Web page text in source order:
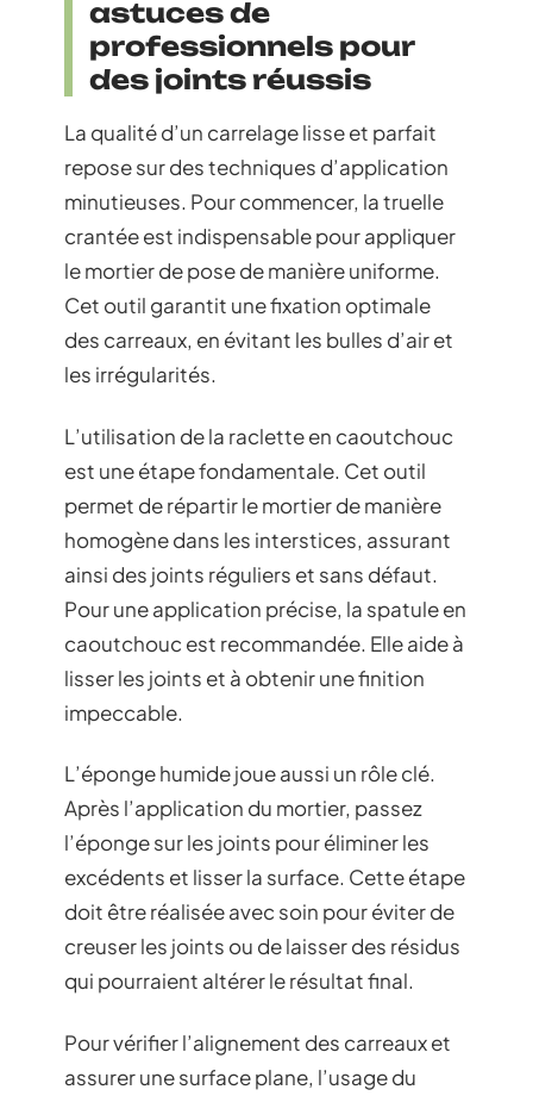
astuces de
professionnels pour
des joints réussis
La qualité d’un carrelage lisse et parfait
repose sur des techniques d’application
minutieuses. Pour commencer, la truelle
crantée est indispensable pour appliquer
le mortier de pose de manière uniforme.
Cet outil garantit une fixation optimale
des carreaux, en évitant les bulles d’air et
les irrégularités.
L’utilisation de la raclette en caoutchouc
est une étape fondamentale. Cet outil
permet de répartir le mortier de manière
homogène dans les interstices, assurant
ainsi des joints réguliers et sans défaut.
Pour une application précise, la spatule en
caoutchouc est recommandée. Elle aide à
lisser les joints et à obtenir une finition
impeccable.
L’éponge humide joue aussi un rôle clé.
Après l’application du mortier, passez
l’éponge sur les joints pour éliminer les
excédents et lisser la surface. Cette étape
doit être réalisée avec soin pour éviter de
creuser les joints ou de laisser des résidus
qui pourraient altérer le résultat final.
Pour vérifier l’alignement des carreaux et
assurer une surface plane, l’usage du